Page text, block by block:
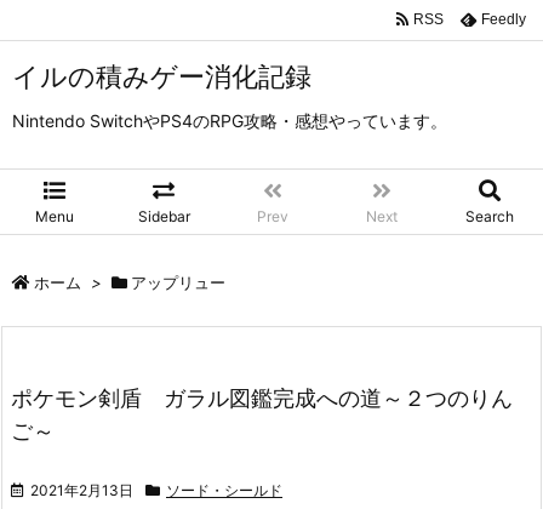
イルの積みゲー消化記録
Nintendo SwitchやPS4のRPG攻略・感想やっています。
Menu Sidebar Prev Next Search
RSS Feedly
ホーム > アップリュー
ポケモン剣盾 ガラル図鑑完成への道～２つのりん
ご～
2021年2月13日 ソード・シールド